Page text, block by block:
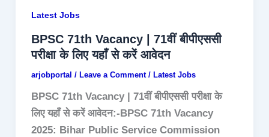
Latest Jobs
BPSC 71th Vacancy | 71वीं बीपीएससी
परीक्षा के लिए यहाँ से करें आवेदन
arjobportal / Leave a Comment / Latest Jobs
BPSC 71th Vacancy | 71वीं बीपीएससी परीक्षा के
लिए यहाँ से करें आवेदन:-BPSC 71th Vacancy
2025: Bihar Public Service Commission